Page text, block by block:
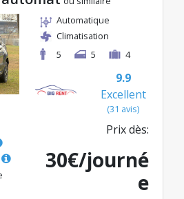
Automatique
Climatisation
5
5 4
9.9
Excellent
(31 avis)
Prix dès:
30€/journé
e